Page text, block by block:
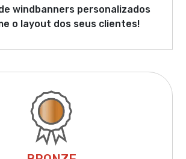
windbanners personalizados
o layout dos seus clientes!